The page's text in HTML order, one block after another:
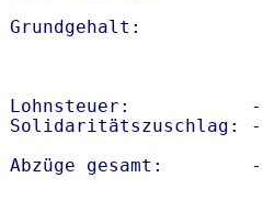
Lohnsteuer:           -
Solidaritätszuschlag:
Abzüge gesamt:        -